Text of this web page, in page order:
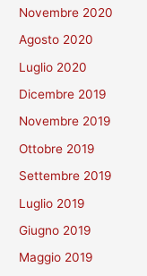
Novembre 2020
Agosto 2020
Luglio 2020
Dicembre 2019
Novembre 2019
Ottobre 2019
Settembre 2019
Luglio 2019
Giugno 2019
Maggio 2019